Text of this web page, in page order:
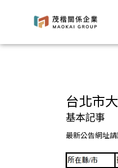
台北市
基本記事
最新公告網址請